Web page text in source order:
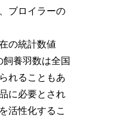
ブロイラーの
の統計数値
飼養羽数は全国
れることもあ
に必要とされ
活性化するこ